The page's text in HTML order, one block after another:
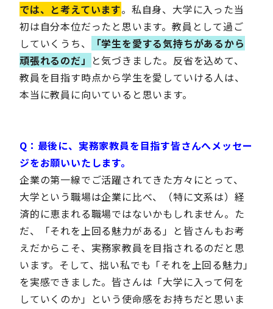
では、と考えています。私自身、大学に入った当
初は自分本位だったと思います。教員として過ご
していくうち、
「学生を愛する気持ちがあるから
頑張れるのだ」 と気づきました。反省を込めて、
教員を目指す時点から学生を愛していける人は、
本当に教員に向いていると思います。
Q： 最後に、実務家教員を目指す皆さんへメッセー
ジをお願いいたします。
企業の第一線でご活躍されてきた方々にとって、
大学という職場は企業に比べ、（特に文系は）経
済的に恵まれる職場ではないかもしれません。た
だ、「それを上回る魅力がある」と皆さんもお考
えだからこそ、実務家教員を目指されるのだと思
います。そして、拙い私でも「それを上回る魅力」
を実感できました。皆さんは「大学に入って何を
していくのか」という使命感をお持ちだと思いま